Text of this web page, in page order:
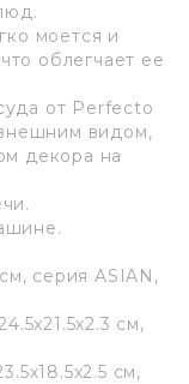
моется и
облегчает ее
от Perfecto
видом,
декора на
серия ASIAN,
см,
см,